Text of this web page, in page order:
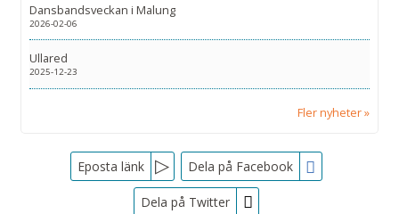
Dansbandsveckan i Malung
2026-02-06
Ullared
2025-12-23
Fler nyheter
FacebookEposta länk Dela på Facebook
Dela på Twitter